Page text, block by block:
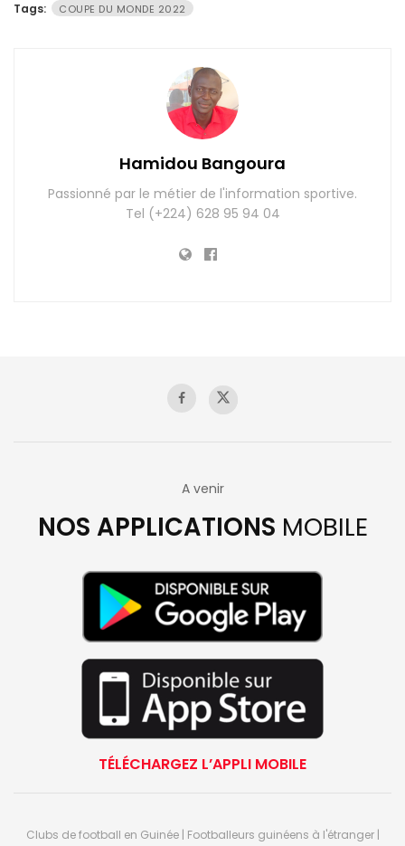
Tags: COUPE DU MONDE 2022
Hamidou Bangoura
Passionné par le métier de l'information sportive.
Tel (+224) 628 95 94 04
A venir
NOS APPLICATIONS MOBILE
TÉLÉCHARGEZ L’APPLI MOBILE
Clubs de football en Guinée | Footballeurs guinéens à l'étranger |